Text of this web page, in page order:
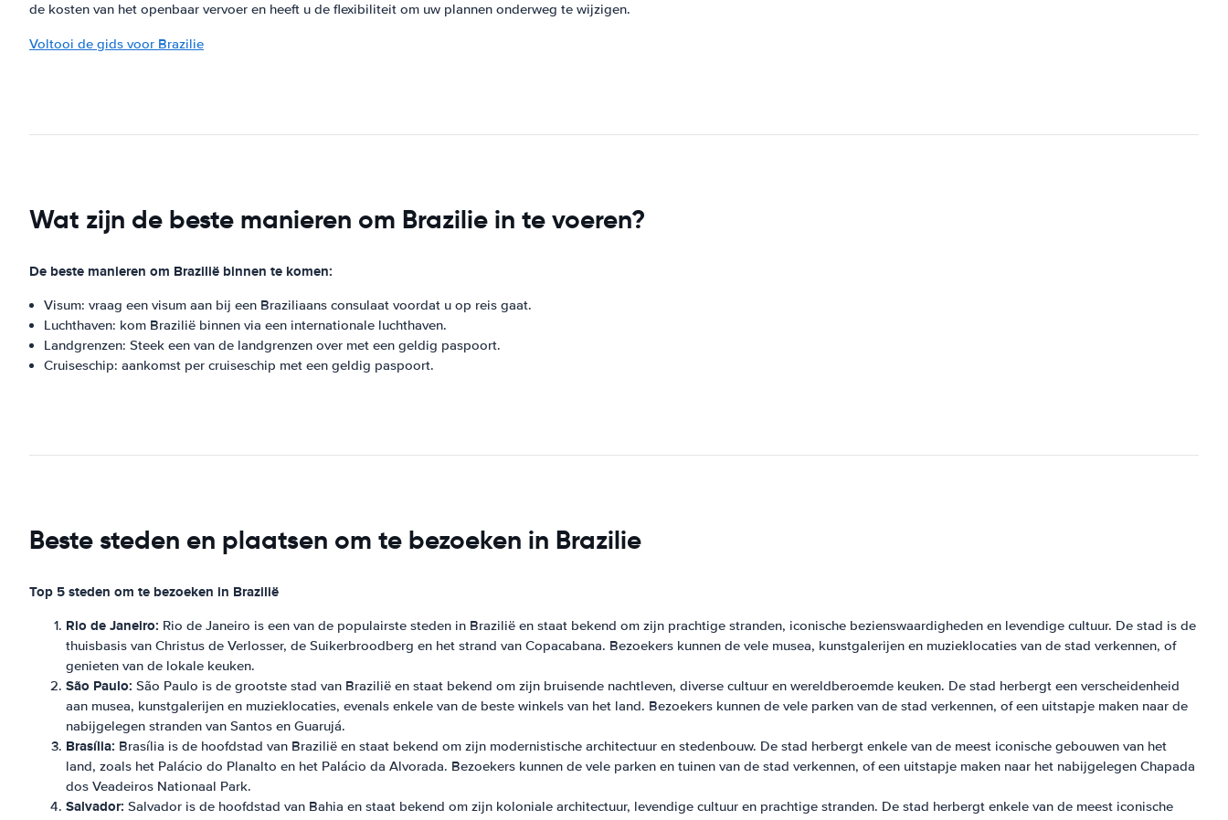
de kosten van het openbaar vervoer en heeft u de flexibiliteit om uw plannen onderweg te wijzigen.
Voltooi de gids voor Brazilie
Wat zijn de beste manieren om Brazilie in te voeren?
De beste manieren om Brazilië binnen te komen:
Visum: vraag een visum aan bij een Braziliaans consulaat voordat u op reis gaat.
Luchthaven: kom Brazilië binnen via een internationale luchthaven.
Landgrenzen: Steek een van de landgrenzen over met een geldig paspoort.
Cruiseschip: aankomst per cruiseschip met een geldig paspoort.
Beste steden en plaatsen om te bezoeken in Brazilie
Top 5 steden om te bezoeken in Brazilië
Rio de Janeiro: Rio de Janeiro is een van de populairste steden in Brazilië en staat bekend om zijn prachtige stranden, iconische bezienswaardigheden en levendige cultuur. De stad is de
thuisbasis van Christus de Verlosser, de Suikerbroodberg en het strand van Copacabana. Bezoekers kunnen de vele musea, kunstgalerijen en muzieklocaties van de stad verkennen, of
genieten van de lokale keuken.
São Paulo: São Paulo is de grootste stad van Brazilië en staat bekend om zijn bruisende nachtleven, diverse cultuur en wereldberoemde keuken. De stad herbergt een verscheidenheid
aan musea, kunstgalerijen en muzieklocaties, evenals enkele van de beste winkels van het land. Bezoekers kunnen de vele parken van de stad verkennen, of een uitstapje maken naar de
nabijgelegen stranden van Santos en Guarujá.
Brasília: Brasília is de hoofdstad van Brazilië en staat bekend om zijn modernistische architectuur en stedenbouw. De stad herbergt enkele van de meest iconische gebouwen van het
land, zoals het Palácio do Planalto en het Palácio da Alvorada. Bezoekers kunnen de vele parken en tuinen van de stad verkennen, of een uitstapje maken naar het nabijgelegen Chapada
dos Veadeiros Nationaal Park.
Salvador: Salvador is de hoofdstad van Bahia en staat bekend om zijn koloniale architectuur, levendige cultuur en prachtige stranden. De stad herbergt enkele van de meest iconische